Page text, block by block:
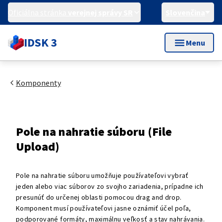
IDSK 3 Menu
Komponenty
Pole na nahratie súboru (File
Upload)
Pole na nahratie súboru umožňuje používateľovi vybrať
jeden alebo viac súborov zo svojho zariadenia, prípadne ich
presunúť do určenej oblasti pomocou drag and drop.
Komponent musí používateľovi jasne oznámiť účel poľa,
podporované formáty, maximálnu veľkosť a stav nahrávania.